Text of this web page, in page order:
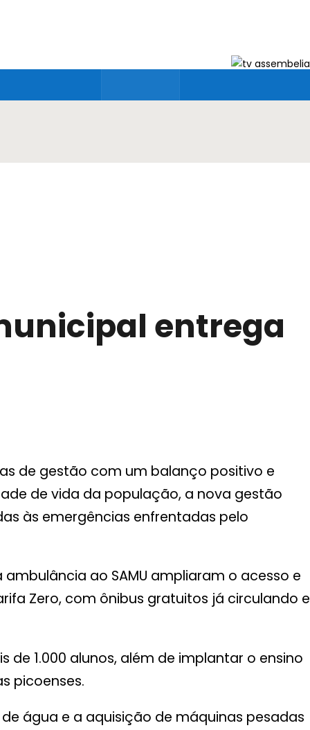
municipal entrega
de gestão com um balanço positivo e
de vida da população, a nova gestão
às emergências enfrentadas pelo
ao SAMU ampliaram o acesso e
Zero, com ônibus gratuitos já circulando e
1.000 alunos, além de implantar o ensino
picoenses.
água e a aquisição de máquinas pesadas